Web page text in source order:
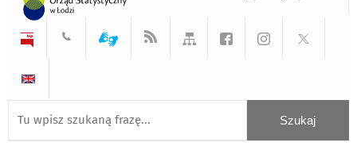
czarnymczarnymżółtym